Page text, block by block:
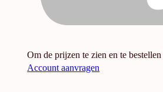
Om de prijzen te zien en te
Account aanvragen